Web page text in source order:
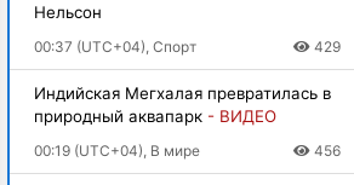
Нельсон
00:37 (UTC+04), Спорт 429
Индийская Мегхалая превратилась в
природный аквапарк - ВИДЕО
00:19 (UTC+04), В мире 456